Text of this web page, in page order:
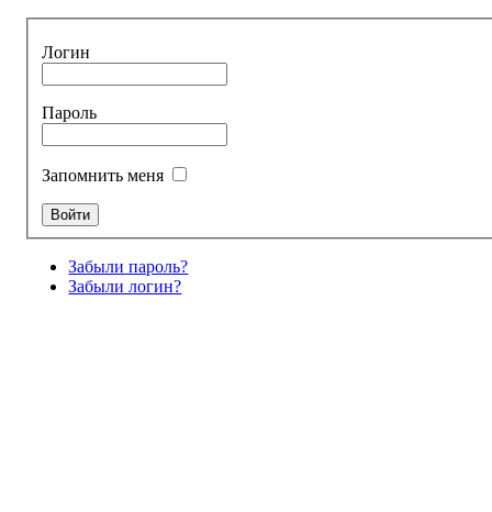
Логин
Пароль
Запомнить меня
Забыли пароль?
Забыли логин?